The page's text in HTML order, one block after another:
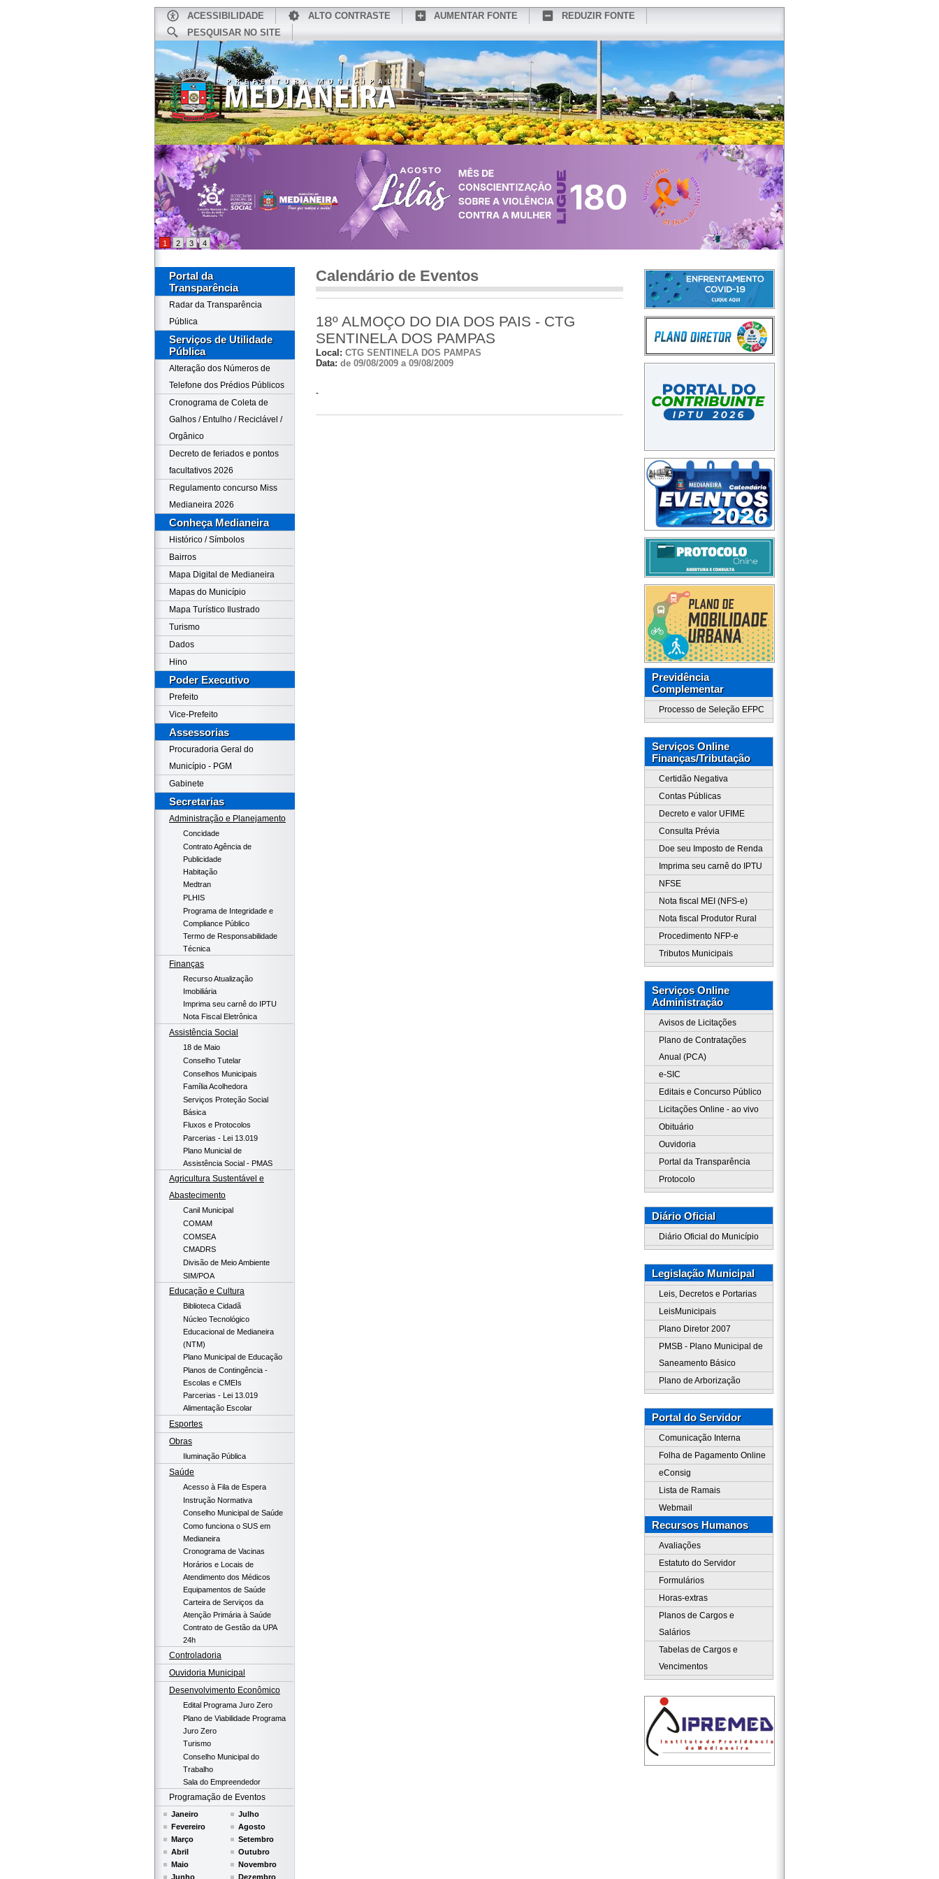
ACESSIBILIDADE ALTO CONTRASTE AUMENTAR FONTE
REDUZIR FONTE
PESQUISAR NO SITE
CONHEÇA MEDIANEIRA REDES SOCIAIS WEBMAIL
1 2 3 4
Portal da
Transparência
Radar da Transparência
Pública
Serviços de Utilidade
Pública
Alteração dos Números de
Telefone dos Prédios Públicos
Cronograma de Coleta de
Galhos / Entulho / Reciclável /
Orgânico
Decreto de feriados e pontos
facultativos 2026
Regulamento concurso Miss
Medianeira 2026
Conheça Medianeira
Histórico / Símbolos
Bairros
Mapa Digital de Medianeira
Mapas do Município
Mapa Turístico Ilustrado
Turismo
Dados
Hino
Poder Executivo
Prefeito
Vice-Prefeito
Assessorias
Procuradoria Geral do
Município - PGM
Gabinete
Secretarias
Administração e Planejamento
Concidade
Contrato Agência de
Publicidade
Habitação
Medtran
PLHIS
Programa de Integridade e
Compliance Público
Termo de Responsabilidade
Técnica
Finanças
Recurso Atualização
Imobiliária
Imprima seu carnê do IPTU
Nota Fiscal Eletrônica
Assistência Social
18 de Maio
Conselho Tutelar
Conselhos Municipais
Família Acolhedora
Serviços Proteção Social
Básica
Fluxos e Protocolos
Parcerias - Lei 13.019
Plano Municial de
Assistência Social - PMAS
Agricultura Sustentável e
Abastecimento
Canil Municipal
COMAM
COMSEA
CMADRS
Divisão de Meio Ambiente
SIM/POA
Educação e Cultura
Biblioteca Cidadã
Núcleo Tecnológico
Educacional de Medianeira
(NTM)
Plano Municipal de Educação
Planos de Contingência -
Escolas e CMEIs
Parcerias - Lei 13.019
Alimentação Escolar
Esportes
Obras
Iluminação Pública
Saúde
Acesso à Fila de Espera
Instrução Normativa
Conselho Municipal de Saúde
Como funciona o SUS em
Medianeira
Cronograma de Vacinas
Horários e Locais de
Atendimento dos Médicos
Equipamentos de Saúde
Carteira de Serviços da
Atenção Primária à Saúde
Contrato de Gestão da UPA
24h
Controladoria
Ouvidoria Municipal
Desenvolvimento Econômico
Edital Programa Juro Zero
Plano de Viabilidade Programa
Juro Zero
Turismo
Conselho Municipal do
Trabalho
Sala do Empreendedor
Programação de Eventos
Janeiro
Fevereiro
Março
Abril
Maio
Junho
Julho
Agosto
Setembro
Outubro
Novembro
Dezembro
Calendário de Eventos
18º ALMOÇO DO DIA DOS PAIS - CTG
SENTINELA DOS PAMPAS
Local: CTG SENTINELA DOS PAMPAS
Data: de 09/08/2009 a 09/08/2009
-
Previdência
Complementar
Processo de Seleção EFPC
Serviços Online
Finanças/Tributação
Certidão Negativa
Contas Públicas
Decreto e valor UFIME
Consulta Prévia
Doe seu Imposto de Renda
Imprima seu carnê do IPTU
NFSE
Nota fiscal MEI (NFS-e)
Nota fiscal Produtor Rural
Procedimento NFP-e
Tributos Municipais
Serviços Online
Administração
Avisos de Licitações
Plano de Contratações
Anual (PCA)
e-SIC
Editais e Concurso Público
Licitações Online - ao vivo
Obituário
Ouvidoria
Portal da Transparência
Protocolo
Diário Oficial
Diário Oficial do Município
Legislação Municipal
Leis, Decretos e Portarias
LeisMunicipais
Plano Diretor 2007
PMSB - Plano Municipal de
Saneamento Básico
Plano de Arborização
Portal do Servidor
Comunicação Interna
Folha de Pagamento Online
eConsig
Lista de Ramais
Webmail
Recursos Humanos
Avaliações
Estatuto do Servidor
Formulários
Horas-extras
Planos de Cargos e
Salários
Tabelas de Cargos e
Vencimentos